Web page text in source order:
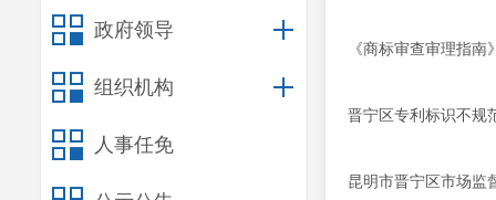
政府领导
组织机构
人事任免
《商标审查审理指
晋宁区专利标识不规
昆明市晋宁区市场监